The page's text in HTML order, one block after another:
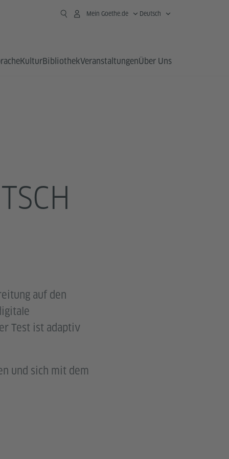
Mein Goethe.de Deutsch
KulturBibliothekVeranstaltungenÜber Uns
auf den
Test ist adaptiv
und sich mit dem